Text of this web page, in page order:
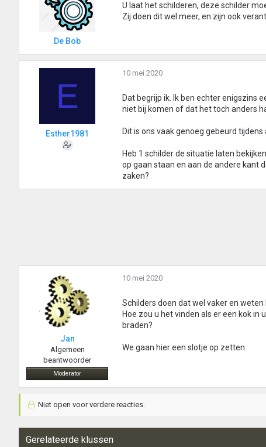
De Bob
U laat het schilderen, deze schilder
Zij doen dit wel meer, en zijn ook
E
Esther1981
10 mei 2020
Dat begrijp ik. Ik ben echter enigszins
niet bij komen of dat het toch anders
Dit is ons vaak genoeg gebeurd
Heb 1 schilder de situatie laten
op gaan staan en aan de andere kant
zaken?
Jan
Algemeen
beantwoorder
Moderator
10 mei 2020
Schilders doen dat wel vaker en
Hoe zou u het vinden als er een kok
braden?
We gaan hier een slotje op zetten.
Niet open voor verdere reacties.
Gerelateerde klussen